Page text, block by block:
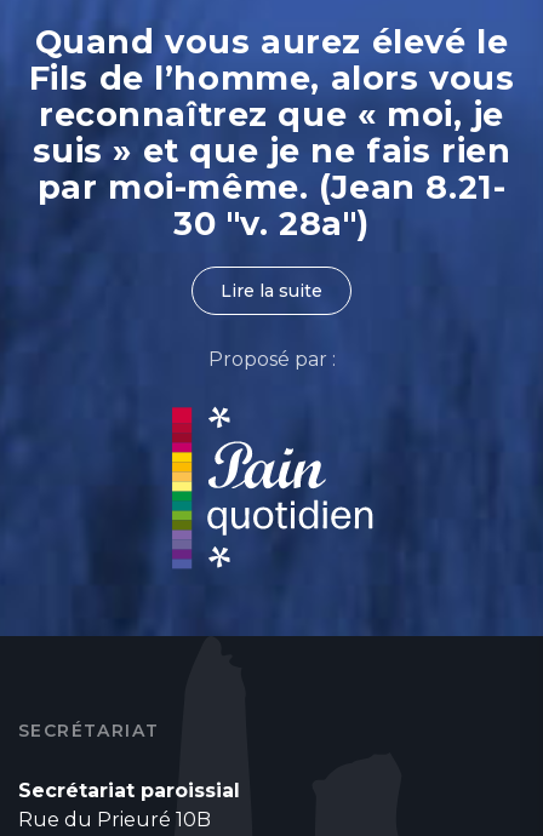
Quand vous aurez élevé le
Fils de l’homme, alors vous
reconnaîtrez que « moi, je
suis » et que je ne fais rien
par moi-même. (Jean 8.21-
30 "v. 28a")
Lire la suite
Proposé par :
SECRÉTARIAT
Secrétariat paroissial
Rue du Prieuré 10B